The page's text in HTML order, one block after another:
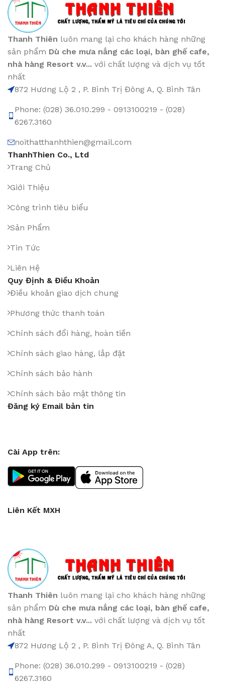
Thanh Thiên luôn mang lại cho khách hàng những
sản phẩm Dù che mưa nắng các loại, bàn ghế cafe,
nhà hàng Resort v.v... với chất lượng và dịch vụ tốt
nhất
872 Hương Lộ 2 , P. Bình Trị Đông A, Q. Bình Tân
Phone: (028) 36.010.299 - 0913100219 - (028)
6267.3160
noithatthanhthien@gmail.com
ThanhThien Co., Ltd
Trang Chủ
Giới Thiệu
Công trình tiêu biểu
Sản Phẩm
Tin Tức
Liên Hệ
Quy Định & Điều Khoản
Điều khoản giao dịch chung
Phương thức thanh toán
Chính sách đổi hàng, hoàn tiền
Chính sách giao hàng, lắp đặt
Chính sách bảo hành
Chính sách bảo mật thông tin
Đăng ký Email bản tin
Cài App trên:
Liên Kết MXH
Thanh Thiên luôn mang lại cho khách hàng những
sản phẩm Dù che mưa nắng các loại, bàn ghế cafe,
nhà hàng Resort v.v... với chất lượng và dịch vụ tốt
nhất
872 Hương Lộ 2 , P. Bình Trị Đông A, Q. Bình Tân
Phone: (028) 36.010.299 - 0913100219 - (028)
6267.3160